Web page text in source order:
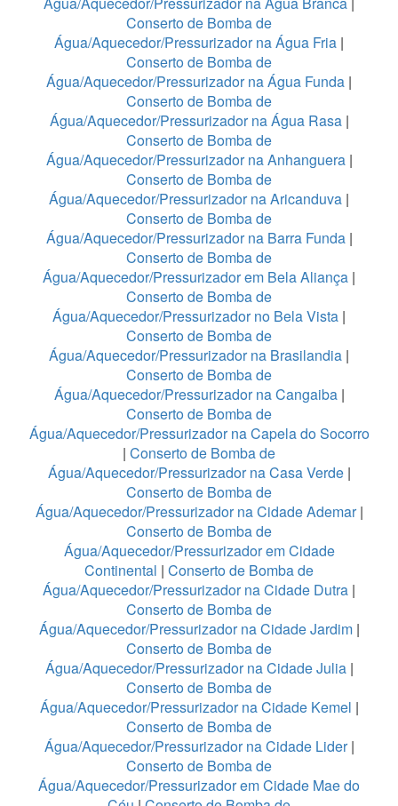
Conserto de Bomba de
Água/Aquecedor/Pressurizador na Água Fria |
Conserto de Bomba de
Água/Aquecedor/Pressurizador na Água Funda |
Conserto de Bomba de
Água/Aquecedor/Pressurizador na Água Rasa |
Conserto de Bomba de
Água/Aquecedor/Pressurizador na Anhanguera|
Conserto de Bomba de
Água/Aquecedor/Pressurizador na Aricanduva |
Conserto de Bomba de
Água/Aquecedor/Pressurizador na Barra Funda |
Conserto de Bomba de
Água/Aquecedor/Pressurizador em Bela Aliança |
Conserto de Bomba de
Água/Aquecedor/Pressurizador no Bela Vista |
Conserto de Bomba de
Água/Aquecedor/Pressurizador na Brasilandia |
Conserto de Bomba de
Água/Aquecedor/Pressurizador na Cangaiba|
Conserto de Bomba de
Água/Aquecedor/Pressurizador na Capela do Socorro
| Conserto de Bomba de
Água/Aquecedor/Pressurizador na Casa Verde|
Conserto de Bomba de
Água/Aquecedor/Pressurizador na Cidade Ademar|
Conserto de Bomba de
Água/Aquecedor/Pressurizador em Cidade
Continental | Conserto de Bomba de
Água/Aquecedor/Pressurizador na Cidade Dutra |
Conserto de Bomba de
Água/Aquecedor/Pressurizador na Cidade Jardim|
Conserto de Bomba de
Água/Aquecedor/Pressurizador na Cidade Julia |
Conserto de Bomba de
Água/Aquecedor/Pressurizador na Cidade Kemel |
Conserto de Bomba de
Água/Aquecedor/Pressurizador na Cidade Lider|
Conserto de Bomba de
Água/Aquecedor/Pressurizador em Cidade Mae do